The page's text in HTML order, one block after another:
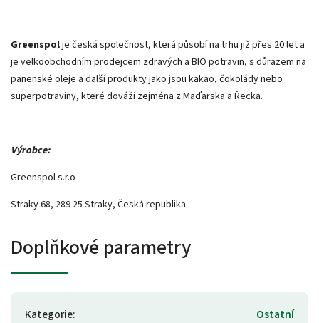
Greenspolje česká společnost, která působí na trhu již přes 20 let a
je velkoobchodním prodejcem zdravých a BIO potravin, s důrazem na
panenské oleje a další produkty jako jsou kakao, čokolády nebo
superpotraviny, které dováží zejména z Maďarska a Řecka.
Výrobce:
Greenspol s.r.o
Straky 68, 289 25 Straky, Česká republika
Doplňkové parametry
Kategorie:
Ostatní